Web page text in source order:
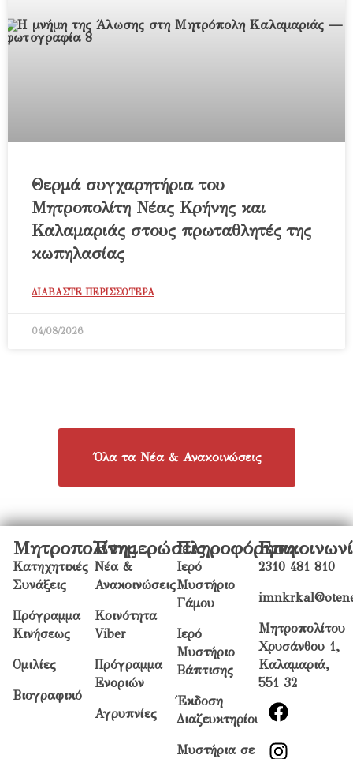
Θερμά συγχαρητήρια του
Μητροπολίτη Νέας Κρήνης και
Καλαμαριάς στους πρωταθλητές της
κωπηλασίας
ΔΙΑΒΑΣΤΕ ΠΕΡΙΣΣΟΤΕΡΑ
04/08/2026
Όλα τα Νέα & Ανακοινώσεις
Μητροπολίτης
Κατηχητικές
Συνάξεις
Πρόγραμμα
Κινήσεως
Ομιλίες
Βιογραφικό
Ενημερώσεις
Νέα &
Ανακοινώσεις
Κοινότητα
Viber
Πρόγραμμα
Ενοριών
Αγρυπνίες
Πληροφόρηση
Ιερό
Μυστήριο
Γάμου
Ιερό
Μυστήριο
Βάπτισης
Έκδοση
Διαζευκτηρίου
Μυστήρια σε
2310 481 810
Μητροπολίτου
Χρυσάνθου 1,
Καλαμαριά,
551 32